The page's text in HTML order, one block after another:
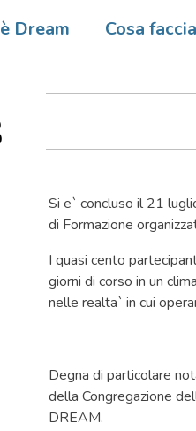
Dream Cosa
Corso di
Si e` concluso il 21
di Formazione
I quasi cento
giorni di corso in un
nelle realta` in cui
Degna di particolare
della Congregazione
DREAM.